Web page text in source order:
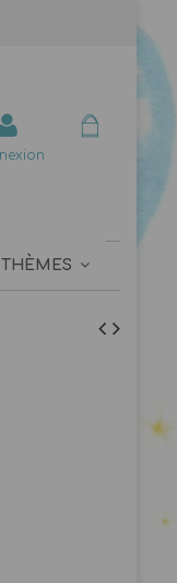
THÈMES